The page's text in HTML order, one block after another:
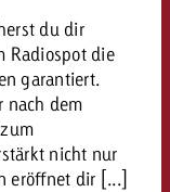
du dir
Radiospot die
garantiert.
nach dem
nicht nur
eröffnet dir [...]